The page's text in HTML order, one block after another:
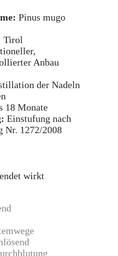
Pinus mugo
Tirol
Anbau
der Nadeln
18 Monate
Einstufung nach
Nr. 1272/2008
wirkt